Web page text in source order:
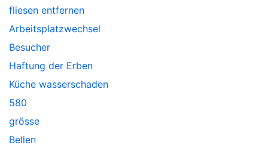
fliesen entfernen
Arbeitsplatzwechsel
Besucher
Haftung der Erben
Küche wasserschaden
580
grösse
Bellen